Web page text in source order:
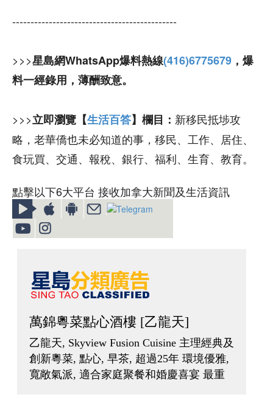
---------------------------------------------
>>>星島網WhatsApp爆料熱線(416)6775679 ，爆
料一經錄用，薄酬致意。
>>>立即瀏覽【生活百答】欄目： 新移民抵埗攻
略，老華僑也未必知道的事，移民、工作、居住、
食玩買、交通、報稅、銀行、福利、生育、教育。
點擊以下6大平台 接收加拿大新聞及生活資訊